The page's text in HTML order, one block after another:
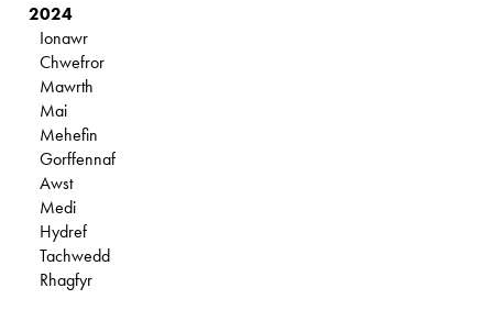
2024
Ionawr
Chwefror
Mawrth
Mai
Mehefin
Gorffennaf
Awst
Medi
Hydref
Tachwedd
Rhagfyr